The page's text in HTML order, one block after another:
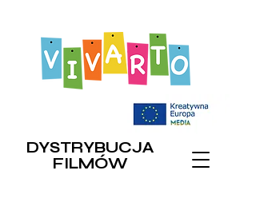
DYSTRYBUCJA
FILMÓW